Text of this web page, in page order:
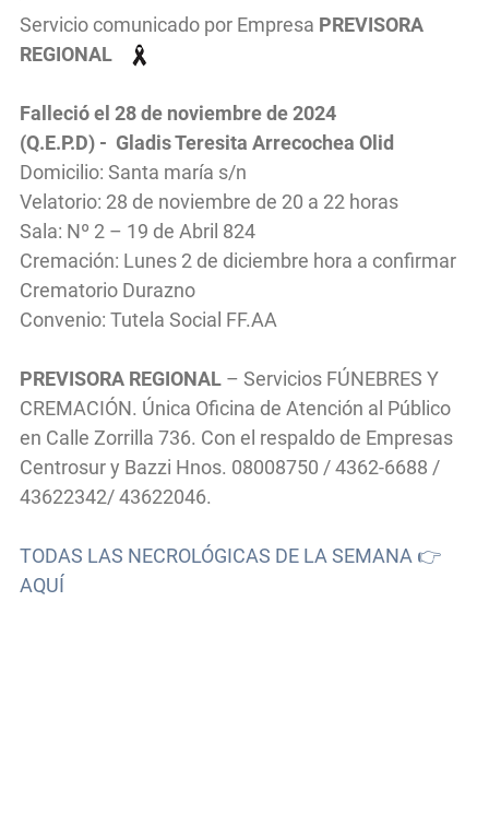
Servicio comunicado por Empresa PREVISORA
REGIONAL
Falleció el 28 de noviembre de 2024
(Q.E.P.D) - Gladis Teresita Arrecochea Olid
Domicilio: Santa maría s/n
Velatorio: 28 de noviembre de 20 a 22 horas
Sala: Nº 2 – 19 de Abril 824
Cremación: Lunes 2 de diciembre hora a confirmar
Crematorio Durazno
Convenio: Tutela Social FF.AA
PREVISORA REGIONAL – Servicios FÚNEBRES Y
CREMACIÓN. Única Oficina de Atención al Público
en Calle Zorrilla 736. Con el respaldo de Empresas
Centrosur y Bazzi Hnos. 08008750 / 4362-6688 /
43622342/ 43622046.
TODAS LAS NECROLÓGICAS DE LA SEMANA 👉
AQUÍ